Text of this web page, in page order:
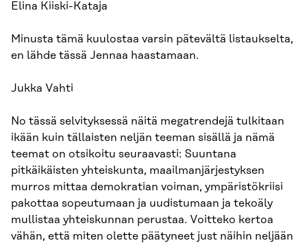
Elina Kiiski-Kataja
Minusta tämä kuulostaa varsin pätevältä listaukselta,
en lähde tässä Jennaa haastamaan.
Jukka Vahti
No tässä selvityksessä näitä megatrendejä tulkitaan
ikään kuin tällaisten neljän teeman sisällä ja nämä
teemat on otsikoitu seuraavasti: Suuntana
pitkäikäisten yhteiskunta, maailmanjärjestyksen
murros mittaa demokratian voiman, ympäristökriisi
pakottaa sopeutumaan ja uudistumaan ja tekoäly
mullistaa yhteiskunnan perustaa. Voitteko kertoa
vähän, että miten olette päätyneet just näihin neljään